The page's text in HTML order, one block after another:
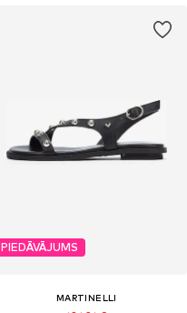
PIEDĀVĀJUMS
MARTINELLI